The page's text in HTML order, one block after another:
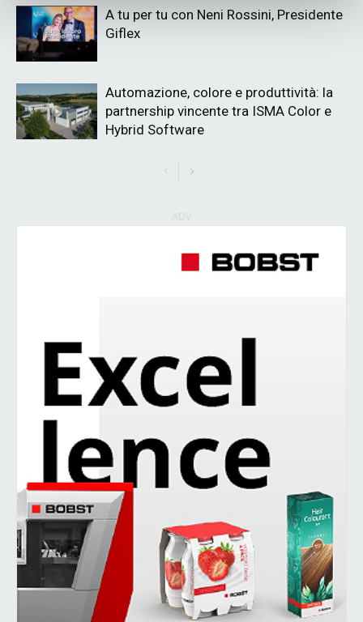
A tu per tu con Neni Rossini, Presidente
Giflex
Automazione, colore e produttività: la
partnership vincente tra ISMA Color e
Hybrid Software